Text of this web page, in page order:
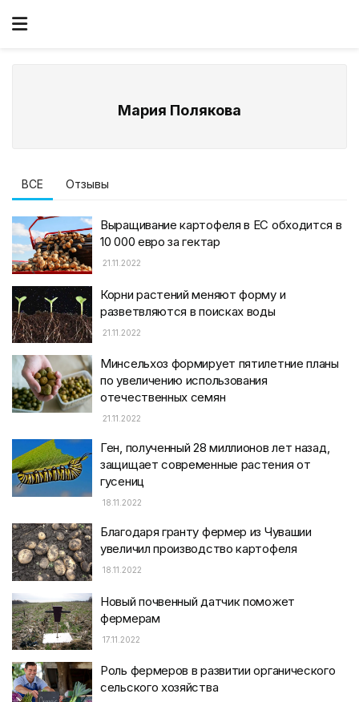
Мария Полякова
ВСЕ Отзывы
Выращивание картофеля в ЕС обходится в
10 000 евро за гектар
21.11.2022
Корни растений меняют форму и
разветвляются в поисках воды
21.11.2022
Минсельхоз формирует пятилетние планы
по увеличению использования
отечественных семян
21.11.2022
Ген, полученный 28 миллионов лет назад,
защищает современные растения от
гусениц
18.11.2022
Благодаря гранту фермер из Чувашии
увеличил производство картофеля
18.11.2022
Новый почвенный датчик поможет
фермерам
17.11.2022
Роль фермеров в развитии органического
сельского хозяйства